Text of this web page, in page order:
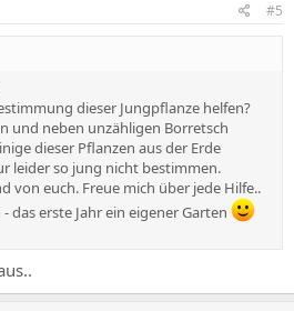
#5
dieser Jungpflanze helfen?
und neben unzähligen Borretsch
dieser Pflanzen aus der Erde
leider so jung nicht bestimmen.
von euch. Freue mich über jede Hilfe..
das erste Jahr ein eigener Garten